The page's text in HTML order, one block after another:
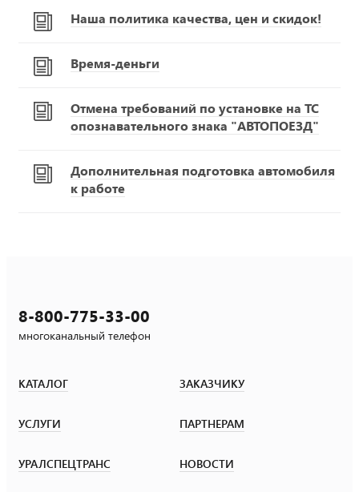
Наша политика качества, цен и скидок!
Время-деньги
Отмена требований по установке на ТС
опознавательного знака "АВТОПОЕЗД"
Дополнительная подготовка автомобиля
к работе
8-800-775-33-00
многоканальный телефон
КАТАЛОГ ЗАКАЗЧИКУ
УСЛУГИ ПАРТНЕРАМ
УРАЛСПЕЦТРАНС НОВОСТИ